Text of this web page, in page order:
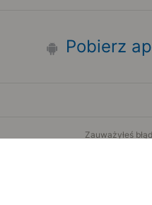
Pobierz
Zauważyłeś